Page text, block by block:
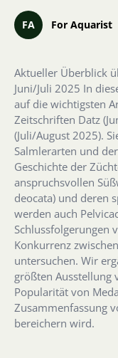
FA For Aquarist
Aktueller Überblick
Juni/Juli 2025 In
auf die wichtigsten
Zeitschriften Datz
(Juli/August 2025).
Salmlerarten und
Geschichte der
anspruchsvollen
deocata) und deren
werden auch
Schlussfolgerungen
Konkurrenz
untersuchen. Wir
größten Ausstellung
Popularität von
Zusammenfassung
bereichern wird.